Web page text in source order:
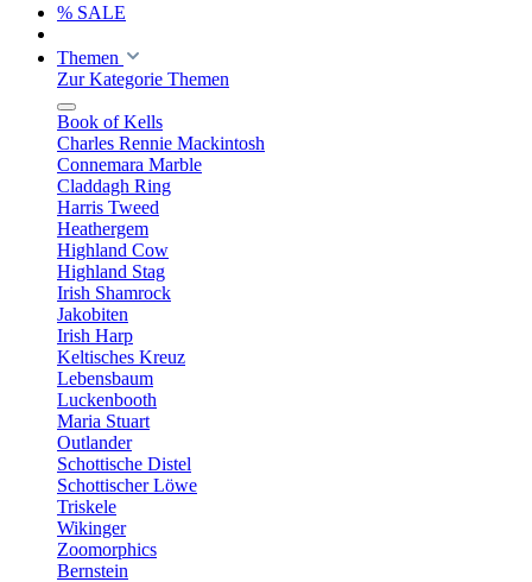
% SALE
Themen
Zur Kategorie Themen
Book of Kells
Charles Rennie Mackintosh
Connemara Marble
Claddagh Ring
Harris Tweed
Heathergem
Highland Cow
Highland Stag
Irish Shamrock
Jakobiten
Irish Harp
Keltisches Kreuz
Lebensbaum
Luckenbooth
Maria Stuart
Outlander
Schottische Distel
Schottischer Löwe
Triskele
Wikinger
Zoomorphics
Bernstein